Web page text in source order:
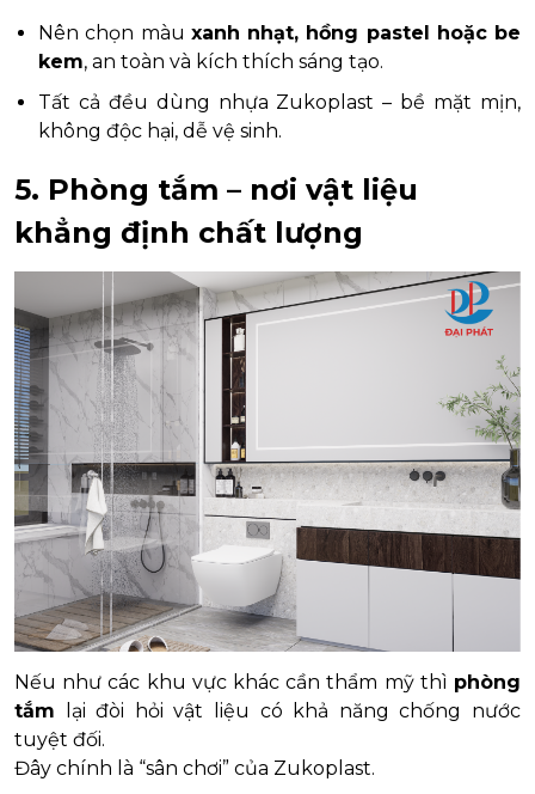
Nên chọn màu xanh nhạt, hồng pastel hoặc be
kem, an toàn và kích thích sáng tạo.
Tất cả đều dùng nhựa Zukoplast – bề mặt mịn,
không độc hại, dễ vệ sinh.
5. Phòng tắm – nơi vật liệu
khẳng định chất lượng
Nếu như các khu vực khác cần thẩm mỹ thì phòng
tắm lại đòi hỏi vật liệu có khả năng chống nước
tuyệt đối.
Đây chính là “sân chơi” của Zukoplast.